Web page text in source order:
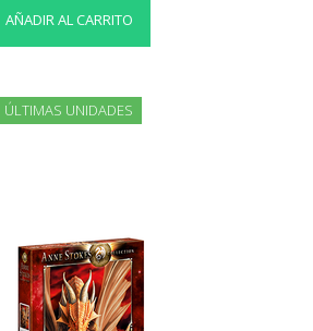
AÑADIR AL CARRITO
ÚLTIMAS UNIDADES